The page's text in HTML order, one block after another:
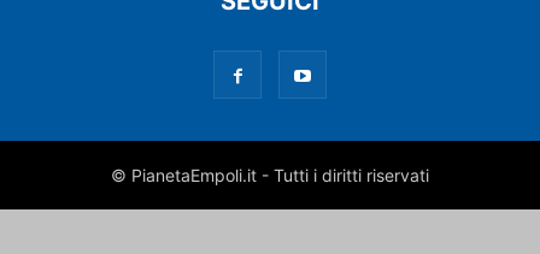
© PianetaEmpoli.it - Tutti i diritti riservati